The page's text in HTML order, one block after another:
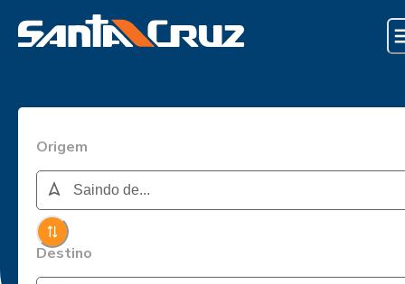
Origem
Destino